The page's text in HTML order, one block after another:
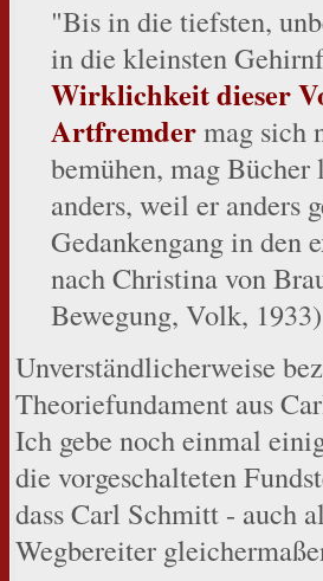
"Bis in die tiefsten,
in die kleinsten
Wirklichkeit dieser
Artfremdermag sich
bemühen, mag Bücher
anders, weil er anders
Gedankengang in
nach Christina von
Bewegung, Volk, 1933)
Unverständlicherweise
Theoriefundament aus
Ich gebe noch einmal
die vorgeschalteten
dass Carl Schmitt - auch
Wegbereiter